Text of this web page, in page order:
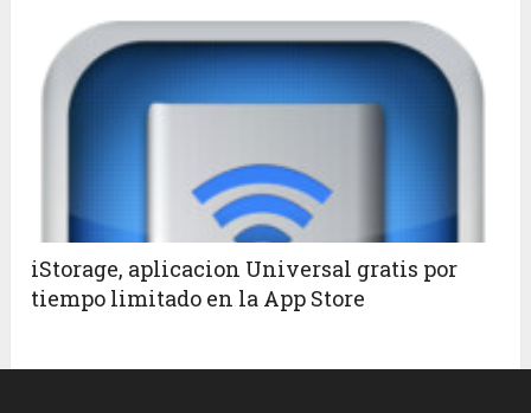
iStorage, aplicacion Universal gratis por
tiempo limitado en la App Store